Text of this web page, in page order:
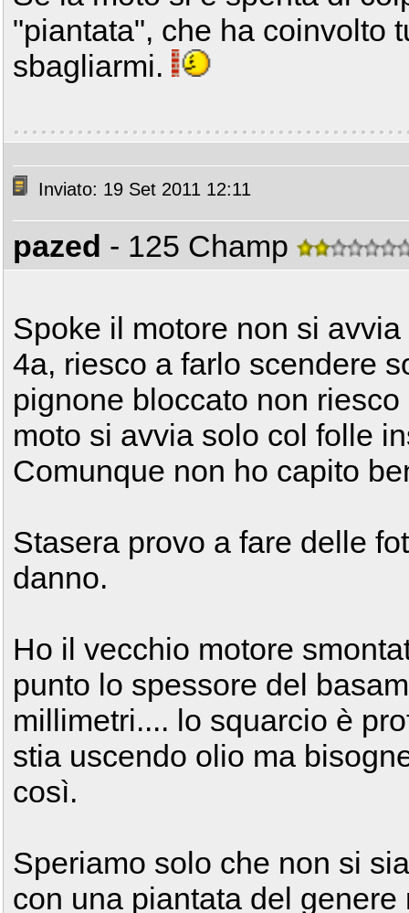
"piantata", che ha coinvolto
sbagliarmi.
Inviato: 19 Set 2011 12:11
pazed - 125 Champ
Spoke il motore non si
4a, riesco a farlo scendere
pignone bloccato non
moto si avvia solo col folle
Comunque non ho capito
Stasera provo a fare delle
danno.
Ho il vecchio motore
punto lo spessore del
millimetri.... lo squarcio è
stia uscendo olio ma
così.
Speriamo solo che non si
con una piantata del